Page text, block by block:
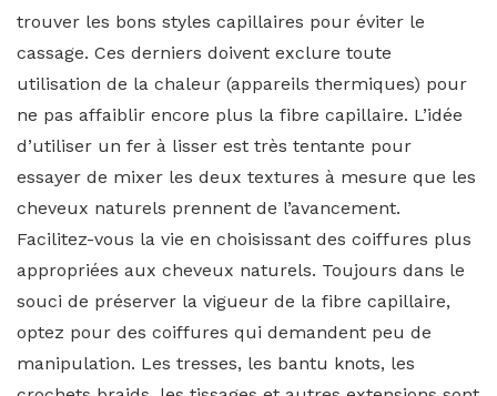
trouver les bons styles capillaires pour éviter le
cassage. Ces derniers doivent exclure toute
utilisation de la chaleur (appareils thermiques) pour
ne pas affaiblir encore plus la fibre capillaire. L’idée
d’utiliser un fer à lisser est très tentante pour
essayer de mixer les deux textures à mesure que les
cheveux naturels prennent de l’avancement.
Facilitez-vous la vie en choisissant des coiffures plus
appropriées aux cheveux naturels. Toujours dans le
souci de préserver la vigueur de la fibre capillaire,
optez pour des coiffures qui demandent peu de
manipulation. Les tresses, les bantu knots, les